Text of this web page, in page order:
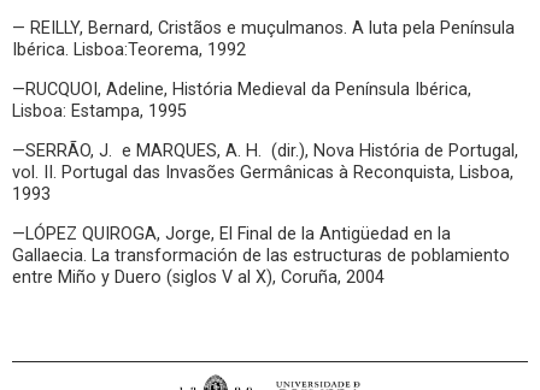
— REILLY, Bernard, Cristãos e muçulmanos. A luta pela Península
Ibérica. Lisboa:Teorema, 1992
—RUCQUOI, Adeline, História Medieval da Península Ibérica,
Lisboa: Estampa, 1995
—SERRÃO, J. e MARQUES, A. H. (dir.), Nova História de Portugal,
vol. II. Portugal das Invasões Germânicas à Reconquista, Lisboa,
1993
—LÓPEZ QUIROGA, Jorge, El Final de la Antigüedad en la
Gallaecia. La transformación de las estructuras de poblamiento
entre Miño y Duero (siglos V al X), Coruña, 2004